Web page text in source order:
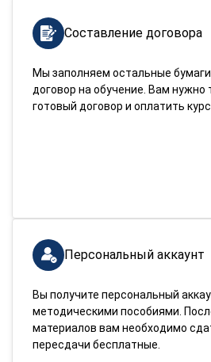
Составление договора
Мы заполняем остальные
договор на обучение. Вам нужно
готовый договор и оплатить
Персональный аккаунт
Вы получите персональный
методическими пособиями.
материалов вам необходимо
пересдачи бесплатные.